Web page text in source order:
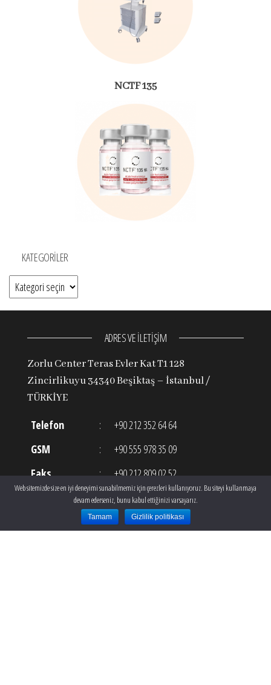
NCTF 135
KATEGORILER
Kategoriler
ADRES VE İLETİŞİM
Zorlu Center Teras Evler Kat T1 128
Zincirlikuyu 34340 Beşiktaş – İstanbul /
TÜRKİYE
Telefon :
+90 212 352 64 64
GSM
:
+90 555 978 35 09
Faks
:
+90 212 809 02 52
: info@theclinic.com.tr
Web sitemizde size en iyi deneyimi sunabilmemiz için çerezleri kullanıyoruz. Bu siteyi kullanmaya
devam ederseniz, bunu kabul ettiğinizi varsayarız.
Tamam Gizlilik politikası